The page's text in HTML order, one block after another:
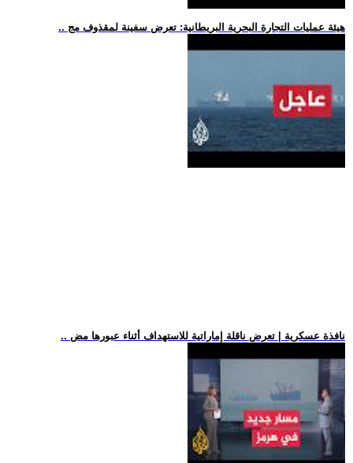
.. هيئة عمليات التجارة البحرية البريطانية: تعرض سفينة لمقذوف مج
.. نافذة عسكرية | تعرض ناقلة إماراتية للاستهداف أثناء عبورها مض